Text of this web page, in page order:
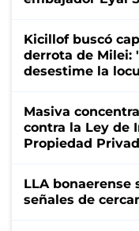
Kicillof buscó
derrota de Milei:
desestime la
Masiva
contra la Ley de
Propiedad
LLA bonaerense
señales de